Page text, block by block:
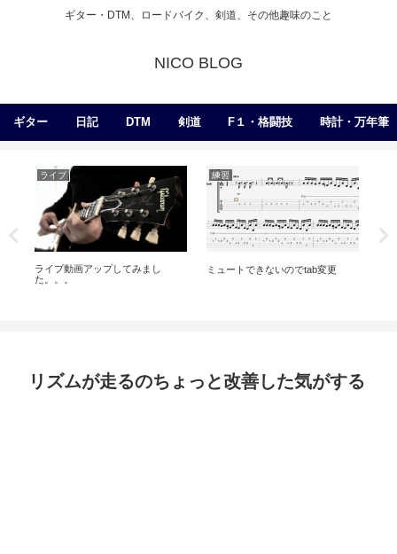
ギター・DTM、ロードバイク、剣道、その他趣味のこと
NICO BLOG
ギター 日記 DTM 剣道 F１・格闘技 時計・万年筆
ライブ
ライブ動画アップしてみまし
た。。。
練習
ミュートできないのでtab変更
リズムが走るのちょっと改善した気がする